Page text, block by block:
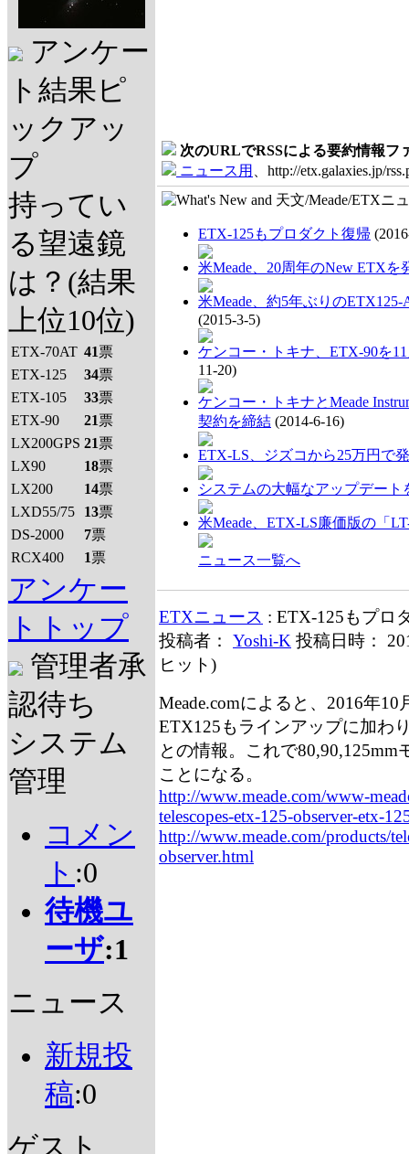
アンケー
ト結果ピ
ックアッ
プ
持ってい
る望遠鏡
は？(結果
上位10位)
ETX-70AT 41票
ETX-125
34票
ETX-105
33票
ETX-90
21票
LX200GPS 21票
LX90
18票
LX200
14票
LXD55/75
13票
DS-2000
7票
RCX400
1票
アンケー
トトップ
管理者承
認待ち
システム
管理
コメン
ト :0
待機ユ
ーザ:1
ニュース
新規投
稿:0
ゲスト
次のURLでRSSによる要約情報フ
ニュース用
、http://etx.galaxies.jp/
ETX-125もプロダクト復帰
米Meade、20周年のNew ETXを
米Meade、約5年ぶりの
(2015-3-5)
ケンコー・トキナ、ETX-90を
11-20)
ケンコー・トキナとMeade
契約を締結 (2014-6-16)
ETX-LS、ジズコから25万円で
システムの大幅なアップデート
米Meade、ETX-LS廉価版の「
ニュース一覧へ
ETXニュース : ETX-125もプロ
投稿者： Yoshi-K 投稿日時：
ヒット)
Meade.comによると、2016年10
ETX125もラインアップに加わ
との情報。これで80,90,125mm
ことになる。
http://www.meade.com/www-
telescopes-etx-125-observer-etx-
http://www.meade.com/products/
observer.html